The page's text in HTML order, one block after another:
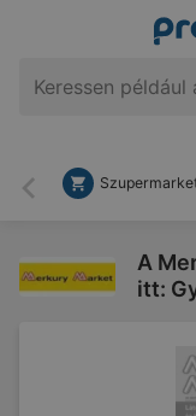
Vissza
A
itt: